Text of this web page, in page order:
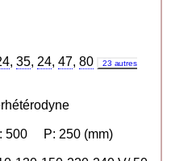
, 35, 24, 47, 80
23 autres
500 P: 250 (mm)